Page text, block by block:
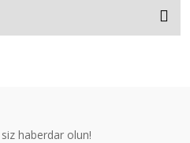
haberdar olun!